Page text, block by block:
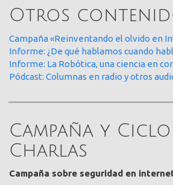
Otros
Campaña «Reinventando el olvido en
Informe: ¿De qué hablamos cuando
Informe: La Robótica, una ciencia en
Pódcast: Columnas en radio y otros
Campaña y
Charlas
Campaña sobre seguridad en